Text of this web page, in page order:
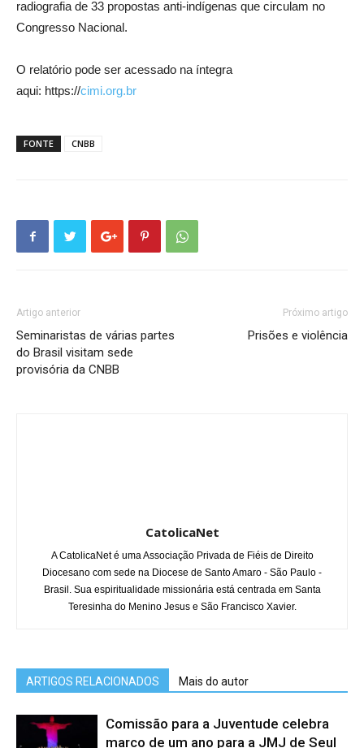
radiografia de 33 propostas anti-indígenas que circulam no
Congresso Nacional.
O relatório pode ser acessado na íntegra
aqui: https://cimi.org.br
FONTE CNBB
Artigo anterior
Seminaristas de várias partes
do Brasil visitam sede
provisória da CNBB
Próximo artigo
Prisões e violência
CatolicaNet
A CatolicaNet é uma Associação Privada de Fiéis de Direito
Diocesano com sede na Diocese de Santo Amaro - São Paulo -
Brasil. Sua espiritualidade missionária está centrada em Santa
Teresinha do Menino Jesus e São Francisco Xavier.
ARTIGOS RELACIONADOS Mais do autor
Comissão para a Juventude celebra
marco de um ano para a JMJ de Seul